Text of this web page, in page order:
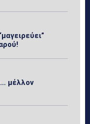
μέλλον